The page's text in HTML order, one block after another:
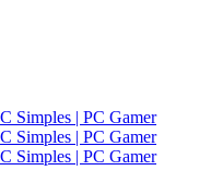
Simples | PC Gamer
Simples | PC Gamer
Simples | PC Gamer